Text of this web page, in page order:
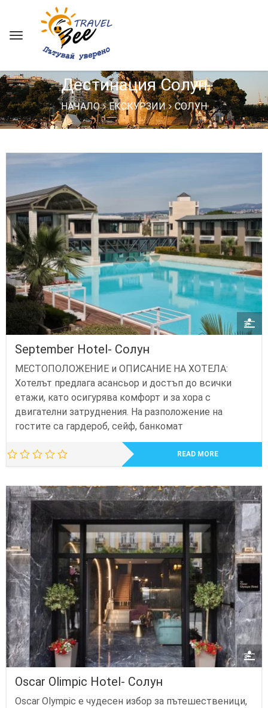
Дестинация Солун
НАЧАЛО ЕКСКУРЗИИ СОЛУН
September Hotel- Солун
МЕСТОПОЛОЖЕНИЕ и ОПИСАНИЕ НА ХОТЕЛА:
Хотелът предлага асансьор и достъп до всички
етажи, като осигурява комфорт и за хора с
двигателни затруднения. На разположение на
гостите са гардероб, сейф, банкомат
READ MORE
Oscar Olimpic Hotel- Солун
Oscar Olympic е чудесен избор за пътешественици,